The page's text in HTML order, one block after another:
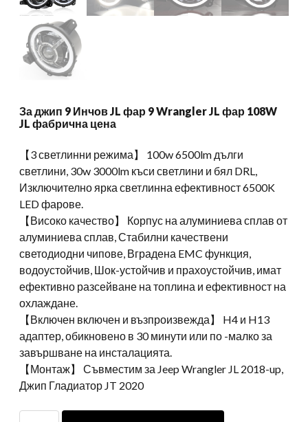
За джип 9 Инчов JL фар 9 Wrangler JL фар 108W
JL фабрична цена
【3 светлинни режима】 100w 6500lm дълги
светлини, 30w 3000lm къси светлини и бял DRL,
Изключително ярка светлинна ефективност 6500K
LED фарове.
【Високо качество】 Корпус на алуминиева сплав от
алуминиева сплав, Стабилни качествени
светодиодни чипове, Вградена EMC функция,
водоустойчив, Шок-устойчив и прахоустойчив, имат
ефективно разсейване на топлина и ефективност на
охлаждане.
【Включен включен и възпроизвежда】 H4 и H13
адаптер, обикновено в 30 минути или по -малко за
завършване на инсталацията.
【Монтаж】 Съвместим за Jeep Wrangler JL 2018-up,
Джип Гладиатор JT 2020